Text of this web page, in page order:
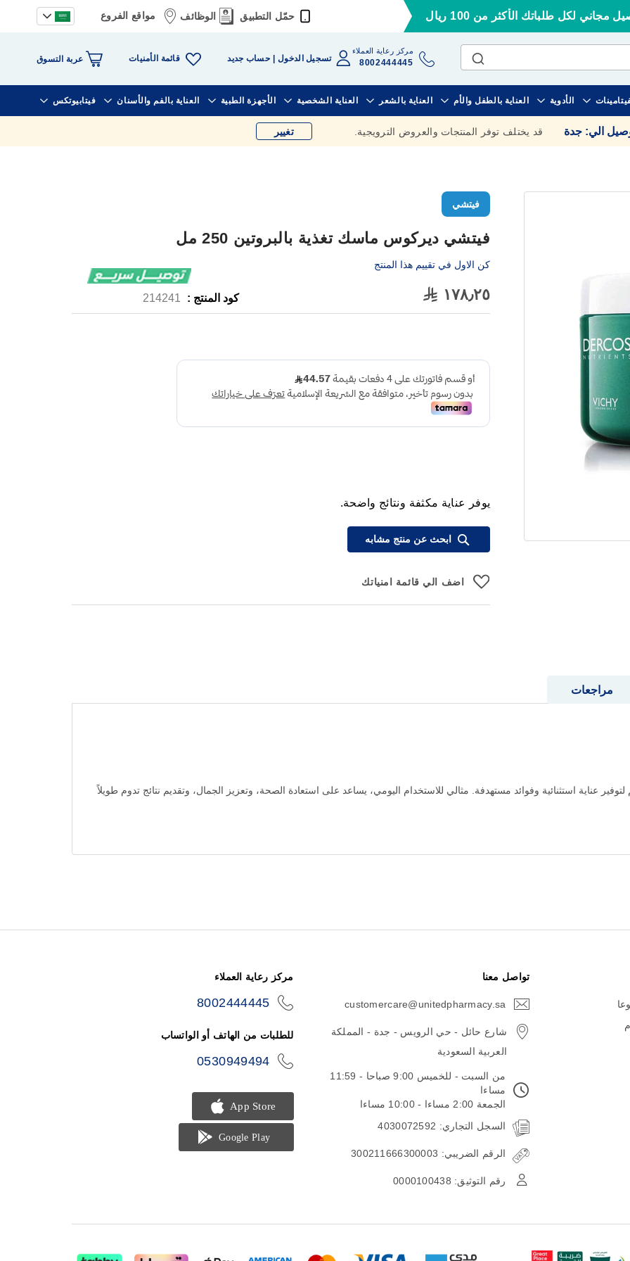
مجاني لكل طلباتك الأكثر من 100 ريال حمّل التطبيق الوظائف مواقع الفروع
مركز رعاية العملاء
8002444445 تسجيل الدخول حساب جديد قائمة الأمنيات عربة التسوق
الأدوية العناية بالطفل والأم العناية بالشعر العناية الشخصية الأجهزة الطبية العناية بالفم والأسنان فيتابيوتكس
الي: جدة قد يختلف توفر المنتجات والعروض الترويجية. تغيير
فيتشي
فيتشي ديركوس ماسك تغذية بالبروتين 250 مل
كن الاول في تقييم هذا المنتج
١٧٨٫٢٥ كود المنتج : 214241
يوفر عناية مكثفة ونتائج واضحة.
ابحث عن منتج مشابه
اضف الي قائمة امنياتك
تغذية بالبروتين 250 مل مصمم لتوفير عناية استثنائية وفوائد مستهدفة. مثالي للاستخدام اليومي، يساعد على استعادة الصحة، وتعزيز الجمال، وتقديم نتائج تدوم طويلاً
مراجعات
تواصل معنا
customercare@unitedpharmacy.sa
شارع حائل - حي الرويس - جدة - المملكة
العربية السعودية
من السبت - للخميس 9:00 صباحا - 11:59
مساءا
الجمعة 2:00 مساءا - 10:00 مساءا
السجل التجاري: 4030072592
الرقم الضريبي: 300211666300003
رقم التوثيق: 0000100438
مركز رعاية العملاء
8002444445
للطلبات من الهاتف أو الواتساب
0530949494